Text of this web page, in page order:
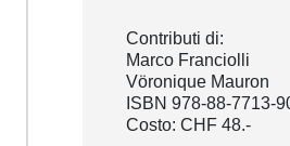
Contributi di:
Marco Franciolli
Vöronique Mauron
ISBN 978-88-7713-
Costo: CHF 48.-